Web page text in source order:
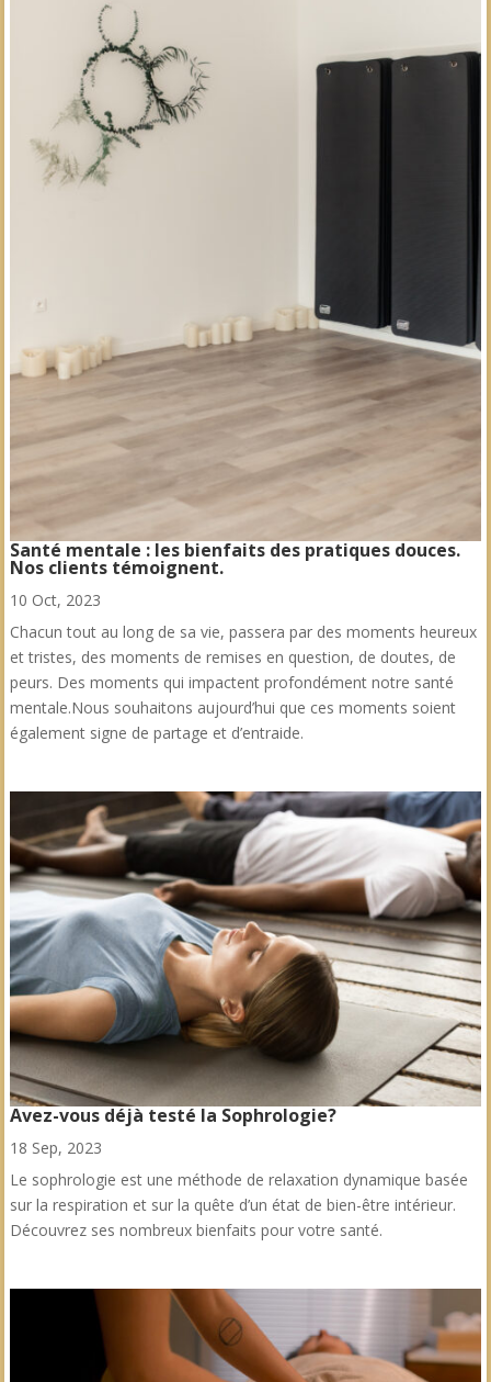
Santé mentale : les bienfaits des pratiques douces.
Nos clients témoignent.
10 Oct, 2023
Chacun tout au long de sa vie, passera par des moments heureux
et tristes, des moments de remises en question, de doutes, de
peurs. Des moments qui impactent profondément notre santé
mentale.Nous souhaitons aujourd’hui que ces moments soient
également signe de partage et d’entraide.
Avez-vous déjà testé la Sophrologie?
18 Sep, 2023
Le sophrologie est une méthode de relaxation dynamique basée
sur la respiration et sur la quête d’un état de bien-être intérieur.
Découvrez ses nombreux bienfaits pour votre santé.